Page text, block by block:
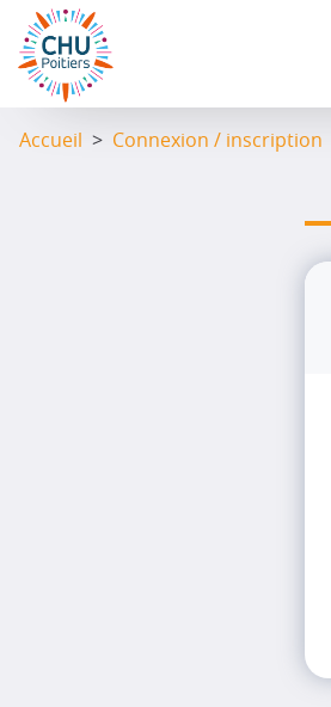
Aller
au
contenu
principal
Accueil > Connexion / inscription